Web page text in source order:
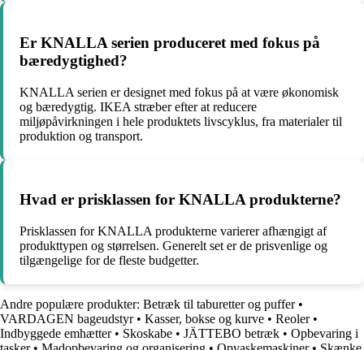
Er KNALLA serien produceret med fokus på
bæredygtighed?
KNALLA serien er designet med fokus på at være økonomisk
og bæredygtig. IKEA stræber efter at reducere
miljøpåvirkningen i hele produktets livscyklus, fra materialer til
produktion og transport.
Hvad er prisklassen for KNALLA produkterne?
Prisklassen for KNALLA produkterne varierer afhængigt af
produkttypen og størrelsen. Generelt set er de prisvenlige og
tilgængelige for de fleste budgetter.
Andre populære produkter: Betræk til taburetter og puffer•
VARDAGEN bageudstyr• Kasser, bokse og kurve • Reoler•
Indbyggede emhætter• Skoskabe • JÄTTEBO betræk • Opbevaring i